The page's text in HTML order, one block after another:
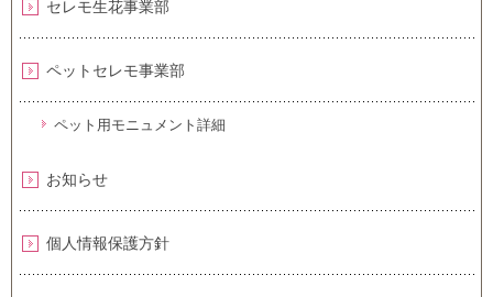
セレモ生花事業部
ペットセレモ事業部
ペット用モニュメント詳細
お知らせ
個人情報保護方針